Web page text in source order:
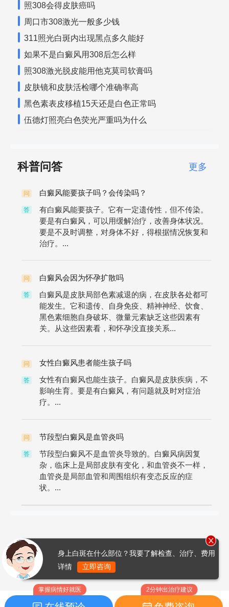
照308会得皮肤癌吗
周口市308激光一般多少钱
311照光白斑内出现黑点多久能好
如果不是白癜风用308后怎么样
照308激光脱皮能用他克莫司软膏吗
皮肤镜和皮肤活检哪个准确率高
黑色素表皮移植15天还是白色正常吗
伍德灯照亮白色荧光严重吗为什么
科普问答 更多
问 白癜风能要孩子吗？会传染吗？
答
有白癜风能要孩子。它有一定遗传性，但不传染。
要是有白癜风，可以用缓解治疗，改善身体状况。
要是不及时调整，对身体不好，得根据情况恢复和
治疗。...
问 白癜风会因为怀孕扩散吗
答
白癜风是皮肤局部色素减退的病，在皮肤各处都可
能发生。它和遗传、自身免疫、精神神经、饮食、
黑色素细胞自身破坏、微量元素缺乏这些因素有
关。从这些因素看，和怀孕没直接关系...
问 女性白癜风患者能生孩子吗
答
女性有白癜风也能生孩子。白癜风是皮肤疾病，不
影响生育。要是有白癜风，有问题就及时对症治
疗。...
问 节段型白癜风是血管炎吗
答
节段型白癜风不是血管炎导致的。白癜风病因复
杂，临床上是局部皮肤有变化，和血管炎不一样，
血管炎是局部血管和周围组织有变态反应的症
状。...
掌握病情好就医 2分钟出治疗建议
身上白斑在什么部位？我要了解检查、治疗、费用
详情
立即咨询